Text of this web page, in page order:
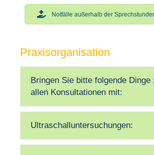
Notfälle außerhalb der
Praxisorganisation
Bringen Sie bitte folgende Dinge
allen Konsultationen mit:
Ultraschalluntersuchungen: